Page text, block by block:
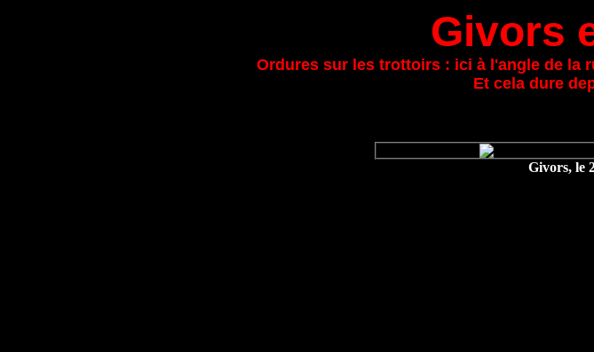
Givors
Ordures sur les trottoirs : ici à l'angle de la
Et cela dure
Givors, le